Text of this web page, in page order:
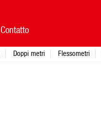
Contatto
Doppi metri Flessometri